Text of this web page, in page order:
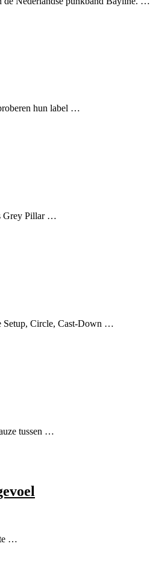
hun label …
Grey Pillar …
Setup, Circle, Cast-Down …
tussen …
…